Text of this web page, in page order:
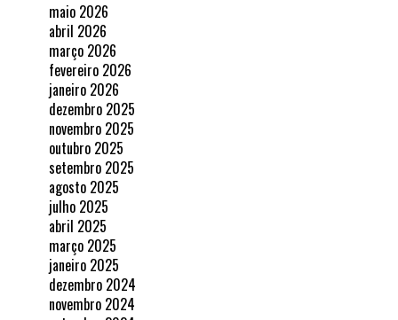
maio 2026
abril 2026
março 2026
fevereiro 2026
janeiro 2026
dezembro 2025
novembro 2025
outubro 2025
setembro 2025
agosto 2025
julho 2025
abril 2025
março 2025
janeiro 2025
dezembro 2024
novembro 2024